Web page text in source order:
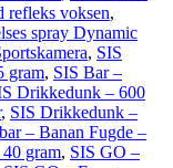
refleks voksen,
spray Dynamic
, SIS
gram, SIS Bar –
Drikkedunk – 600
, SIS Drikkedunk –
– Banan Fugde –
gram, SIS GO –